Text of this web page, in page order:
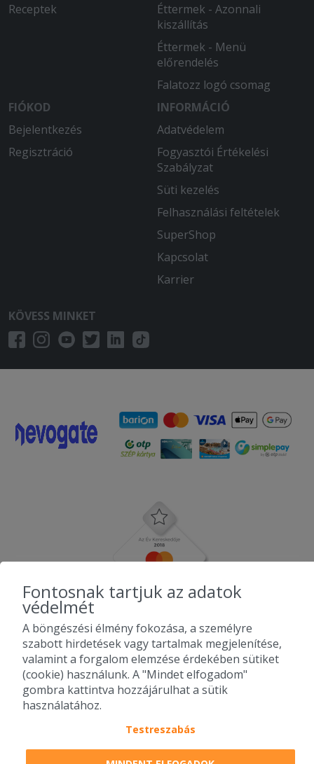
Receptek
Éttermek - Azonnali
kiszállítás
Éttermek - Menü
előrendelés
Falatozz logó csomag
FIÓKOD
Bejelentkezés
Regisztráció
INFORMÁCIÓ
Adatvédelem
Fogyasztói Értékelési
Szabályzat
Süti kezelés
Felhasználási feltételek
SuperShop
Kapcsolat
Karrier
KÖVESS MINKET
2010-2026 Copyright - Falatozz.hu - Diston-line Kft.
Fontosnak tartjuk az adatok
védelmét
A böngészési élmény fokozása, a személyre
szabott hirdetések vagy tartalmak megjelenítése,
valamint a forgalom elemzése érdekében sütiket
(cookie) használunk. A "Mindet elfogadom"
gombra kattintva hozzájárulhat a sütik
használatához.
Testreszabás